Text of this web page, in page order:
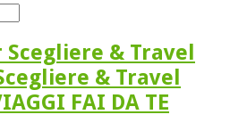
& Travel
FAI DA TE